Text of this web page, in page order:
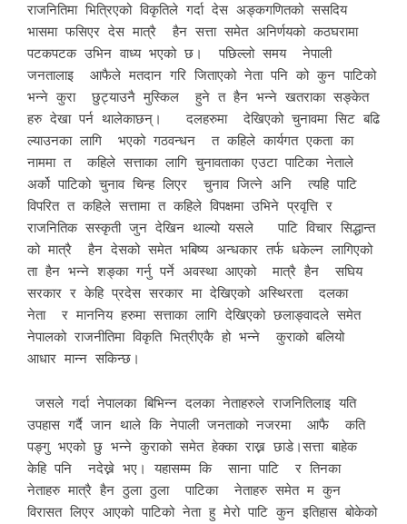
राजनितिमा भित्रिएको विकृतिले गर्दा देस अङ्कगणितको ससदिय
भासमा फसिएर देस मात्रै हैन सत्ता समेत अनिर्णयको कठघरामा
पटकपटक उभिन वाध्य भएको छ। पछिल्लो समय नेपाली
जनतालाइ आफैले मतदान गरि जिताएको नेता पनि को कुन पाटिको
भन्ने कुरा छुट्याउनै मुस्किल हुने त हैन भन्ने खतराका सङ्केत
हरु देखा पर्न थालेकाछन्। दलहरुमा देखिएको चुनावमा सिट बढि
ल्याउनका लागि भएको गठवन्धन त कहिले कार्यगत एकता का
नाममा त कहिले सत्ताका लागि चुनावताका एउटा पाटिका नेताले
अर्को पाटिको चुनाव चिन्ह लिएर चुनाव जित्ने अनि त्यहि पाटि
विपरित त कहिले सत्तामा त कहिले विपक्षमा उभिने प्रवृत्ति र
राजनितिक सस्कृती जुन देखिन थाल्यो यसले पाटि विचार सिद्धान्त
को मात्रै हैन देसको समेत भबिष्य अन्धकार तर्फ धकेल्न लागिएको
ता हैन भन्ने शङ्का गर्नु पर्ने अवस्था आएको मात्रै हैन सघिय
सरकार र केहि प्रदेस सरकार मा देखिएको अस्थिरता दलका
नेता र माननिय हरुमा सत्ताका लागि देखिएको छलाङ्वादले समेत
नेपालको राजनीतिमा विकृति भित्रीएकै हो भन्ने कुराको बलियो
आधार मान्न सकिन्छ।
जसले गर्दा नेपालका बिभिन्न दलका नेताहरुले राजनितिलाइ यति
उपहास गर्दै जान थाले कि नेपाली जनताको नजरमा आफै कति
पङ्गु भएको छु भन्ने कुराको समेत हेक्का राख्न छाडे।सत्ता बाहेक
केहि पनि नदेख्ने भए। यहासम्म कि साना पाटि र तिनका
नेताहरु मात्रै हैन ठुला ठुला पाटिका नेताहरु समेत म कुन
विरासत लिएर आएको पाटिको नेता हु मेरो पाटि कुन इतिहास बोकेको